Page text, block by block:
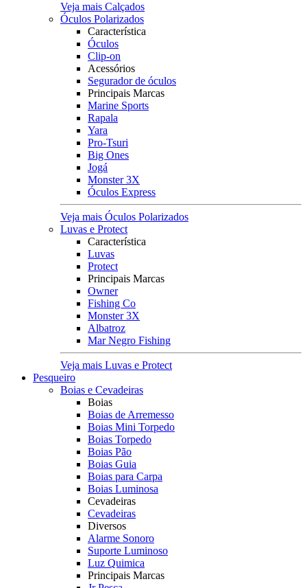
Veja mais Calçados
Óculos Polarizados
Característica
Óculos
Clip-on
Acessórios
Segurador de óculos
Principais Marcas
Marine Sports
Rapala
Yara
Pro-Tsuri
Big Ones
Jogá
Monster 3X
Óculos Express
Veja mais Óculos Polarizados
Luvas e Protect
Característica
Luvas
Protect
Principais Marcas
Owner
Fishing Co
Monster 3X
Albatroz
Mar Negro Fishing
Veja mais Luvas e Protect
Pesqueiro
Boias e Cevadeiras
Boias
Boias de Arremesso
Boias Mini Torpedo
Boias Torpedo
Boias Pão
Boias Guia
Boias para Carpa
Boias Luminosa
Cevadeiras
Cevadeiras
Diversos
Alarme Sonoro
Suporte Luminoso
Luz Quimica
Principais Marcas